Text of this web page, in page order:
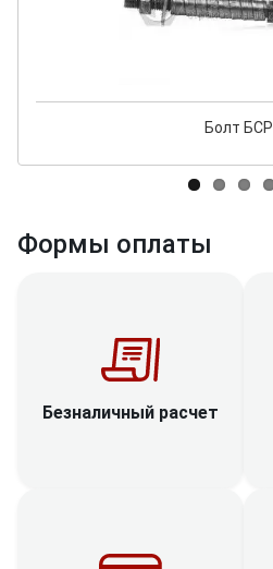
Болт БСР
Формы оплаты
Безналичный расчет